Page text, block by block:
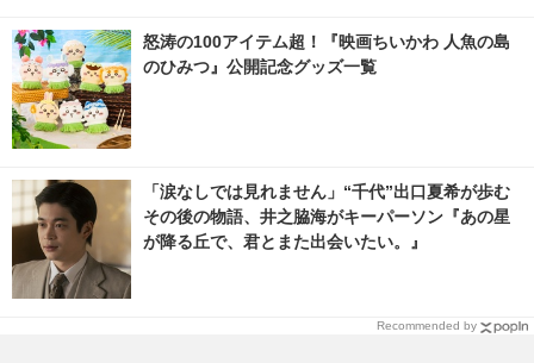
怒涛の100アイテム超！『映画ちいかわ 人魚の島
のひみつ』公開記念グッズ一覧
「涙なしでは見れません」“千代”出口夏希が歩む
その後の物語、井之脇海がキーパーソン『あの星
が降る丘で、君とまた出会いたい。』
Recommended by